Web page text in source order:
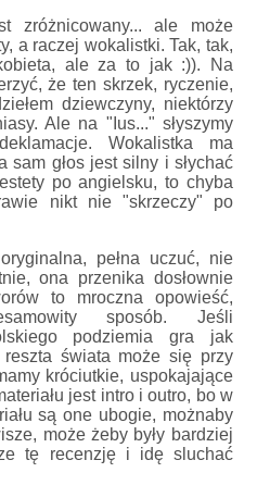
zróżnicowany... ale może
a raczej wokalistki. Tak, tak,
ale za to jak :)). Na
że ten skrzek, ryczenie,
dziewczyny, niektórzy
Ale na "Ius..." słyszymy
Wokalistka ma
sam głos jest silny i słychać
po angielsku, to chyba
nikt nie "skrzeczy" po
pełna uczuć, nie
ona przenika dosłownie
to mroczna opowieść,
sposób. Jeśli
podziemia gra jak
świata może się przy
króciutkie, uspokajające
jest intro i outro, bo w
są one ubogie, możnaby
może żeby były bardziej
tę recenzję i idę sluchać